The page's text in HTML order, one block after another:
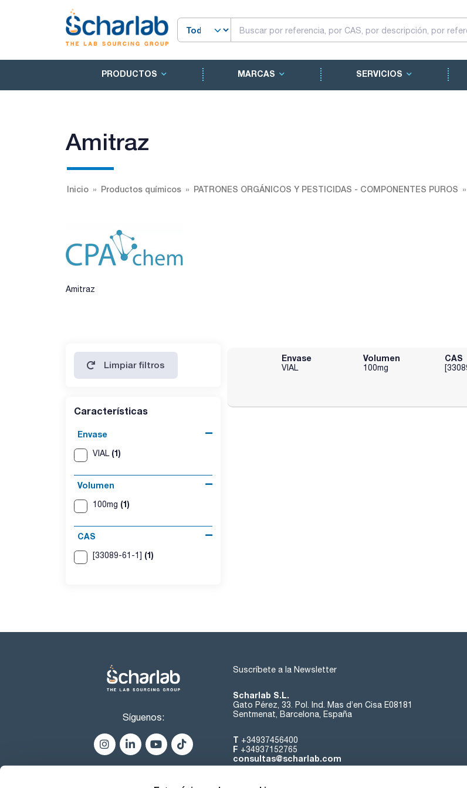
PRODUCTOS MARCAS SERVICIOS
Amitraz
Inicio Productos químicos PATRONES ORGÁNICOS Y PESTICIDAS - COMPONENTES PUROS
Amitraz
Limpiar filtros
Características
Envase
VIAL (1)
Volumen
100mg (1)
CAS
[33089-61-1] (1)
Envase
VIAL
Volumen
100mg
CAS
Síguenos:
Suscríbete a la Newsletter
Scharlab S.L.
Gato Pérez, 33. Pol. Ind. Mas d’en Cisa E08181
Sentmenat, Barcelona, España
T +34937456400
F +34937152765
consultas@scharlab.com